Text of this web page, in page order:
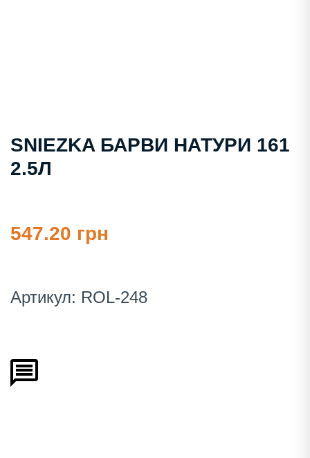
SNIEZKA БАРВИ НАТУРИ 161
2.5Л
547.20 грн
Артикул: ROL-248